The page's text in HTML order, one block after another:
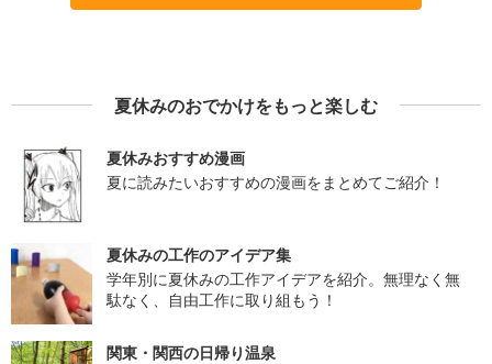
夏休みのおでかけをもっと楽しむ
夏休みおすすめ漫画
夏に読みたいおすすめの漫画をまとめてご紹介！
夏休みの工作のアイデア集
学年別に夏休みの工作アイデアを紹介。無理なく無
駄なく、自由工作に取り組もう！
関東・関西の日帰り温泉